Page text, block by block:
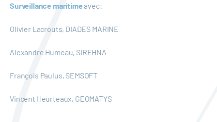
Surveillance maritimeavec:
Olivier Lacrouts, DIADES MARINE
Alexandre Humeau, SIREHNA
François Paulus, SEMSOFT
Vincent Heurteaux, GEOMATYS